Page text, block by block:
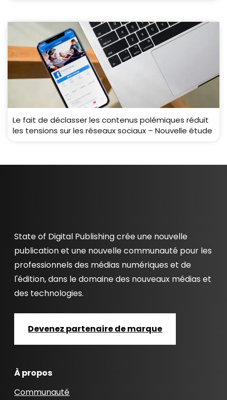
Le fait de déclasser les contenus polémiques réduit
les tensions sur les réseaux sociaux – Nouvelle étude
State of Digital Publishing crée une nouvelle
publication et une nouvelle communauté pour les
professionnels des médias numériques et de
l'édition, dans le domaine des nouveaux médias et
des technologies.
Devenez partenaire de marque
À propos
Communauté